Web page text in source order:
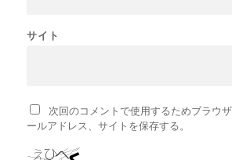
サイト
次回のコメントで使用するためブラウ
ールアドレス、サイトを保存する。